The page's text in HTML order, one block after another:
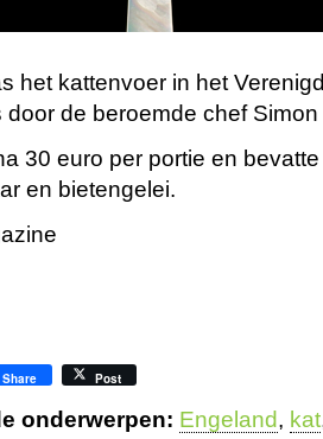
het kattenvoer in het
de beroemde chef
30 euro per portie en
en bietengelei.
Share Post
onderwerpen: Engeland, kat